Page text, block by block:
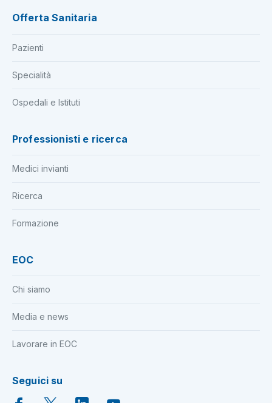
Offerta Sanitaria
Pazienti
Specialità
Ospedali e Istituti
Professionisti e ricerca
Medici invianti
Ricerca
Formazione
EOC
Chi siamo
Media e news
Lavorare in EOC
Seguici su